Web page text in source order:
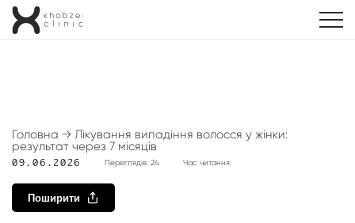
Головна → Лікування випадіння волосся у жінки:
результат через 7 місяців
09.06.2026 Переглядів: 24 Час читання:
Поширити